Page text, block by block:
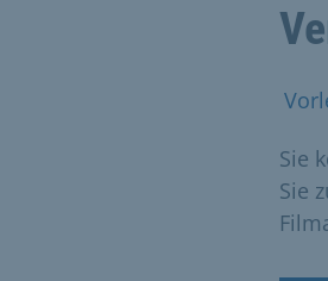
Sie
Sie